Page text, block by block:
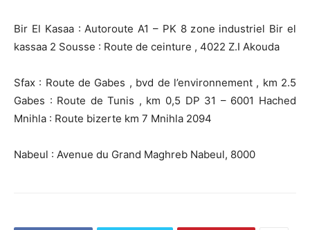
Bir El Kasaa : Autoroute A1 – PK 8 zone industriel Bir el
kassaa 2 Sousse : Route de ceinture , 4022 Z.I Akouda
Sfax : Route de Gabes , bvd de l’environnement , km 2.5
Gabes : Route de Tunis , km 0,5 DP 31 – 6001 Hached
Mnihla : Route bizerte km 7 Mnihla 2094
Nabeul : Avenue du Grand Maghreb Nabeul, 8000